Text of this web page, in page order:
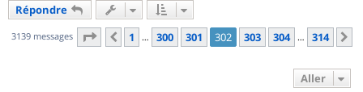
Répondre
3139 messages Page 302 sur314
Précédent
1 … 300 301 302 303 304 … 314
Aller